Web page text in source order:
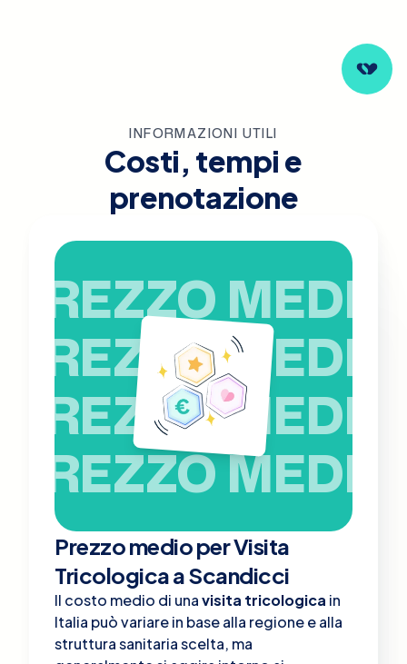
INFORMAZIONI UTILI
Costi, tempi e
prenotazione
PREZZO MEDIO
PREZZO MEDIO
PREZZO MEDIO
PREZZO MEDIO
Prezzo medio per Visita
Tricologica a Scandicci
Il costo medio di unavisita tricologica in
Italia può variare in base alla regione e alla
struttura sanitaria scelta, ma